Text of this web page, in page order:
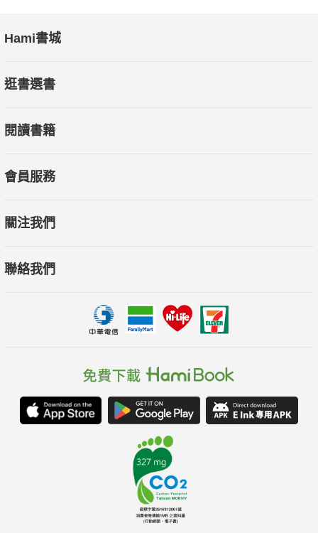
源；強調目前社會分裂的美國雖然陷入內政泥淖，未來數十年仍
包括：近代小國在強鄰旁謀求生存進而發展的實例；中共統台的
Hami書城
逛書選書
閱讀書籍
會員服務
關注我們
聯絡我們